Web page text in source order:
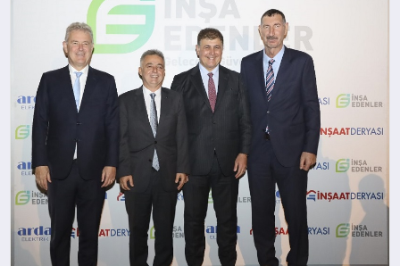
MAGAZİN
EĞİTİM
DÜNYA